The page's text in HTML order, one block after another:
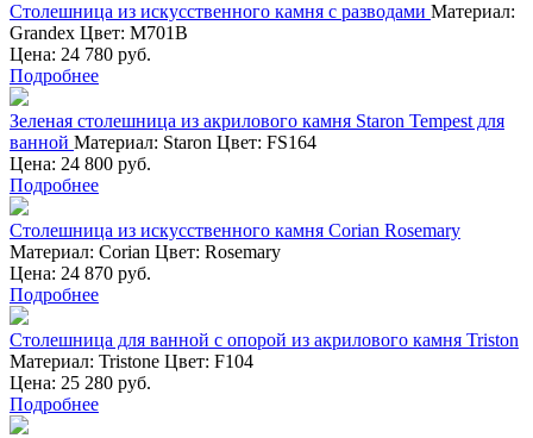
Столешница из искусственного камня с разводами Материал:
Grandex Цвет: М701В
Цена: 24 780 руб.
Подробнее
Зеленая столешница из акрилового камня Staron Tempest для
ванной Материал: Staron Цвет: FS164
Цена: 24 800 руб.
Подробнее
Столешница из искусственного камня Corian Rosemary
Материал: Corian Цвет: Rosemary
Цена: 24 870 руб.
Подробнее
Столешница для ванной с опорой из акрилового камня Triston
Материал: Tristone Цвет: F104
Цена: 25 280 руб.
Подробнее